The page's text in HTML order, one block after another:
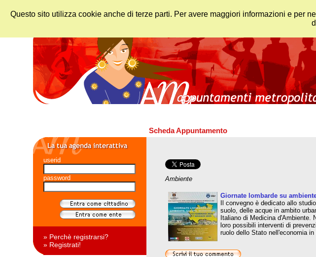
Questo sito utilizza cookie anche di terze parti. Per avere maggiori informazioni e per
Scheda Appuntamento
userid
password
» Perchè registrarsi?
» Registrati!
Ambiente
Giornate lombarde su
Il convegno è dedicato allo
suolo, delle acque in ambito
Italiano di Medicina
loro possibili interventi di
ruolo dello Stato nell'economia